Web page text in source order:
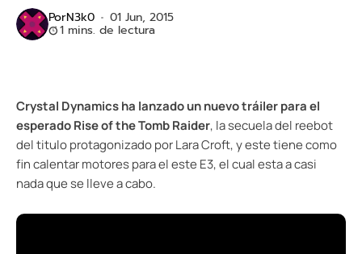
PorN3k0 01 Jun, 2015
1 mins. de lectura
Crystal Dynamics ha lanzado un nuevo tráiler para el
esperado Rise of the Tomb Raider, la secuela del reebot
del titulo protagonizado por Lara Croft, y este tiene como
fin calentar motores para el este E3, el cual esta a casi
nada que se lleve a cabo.